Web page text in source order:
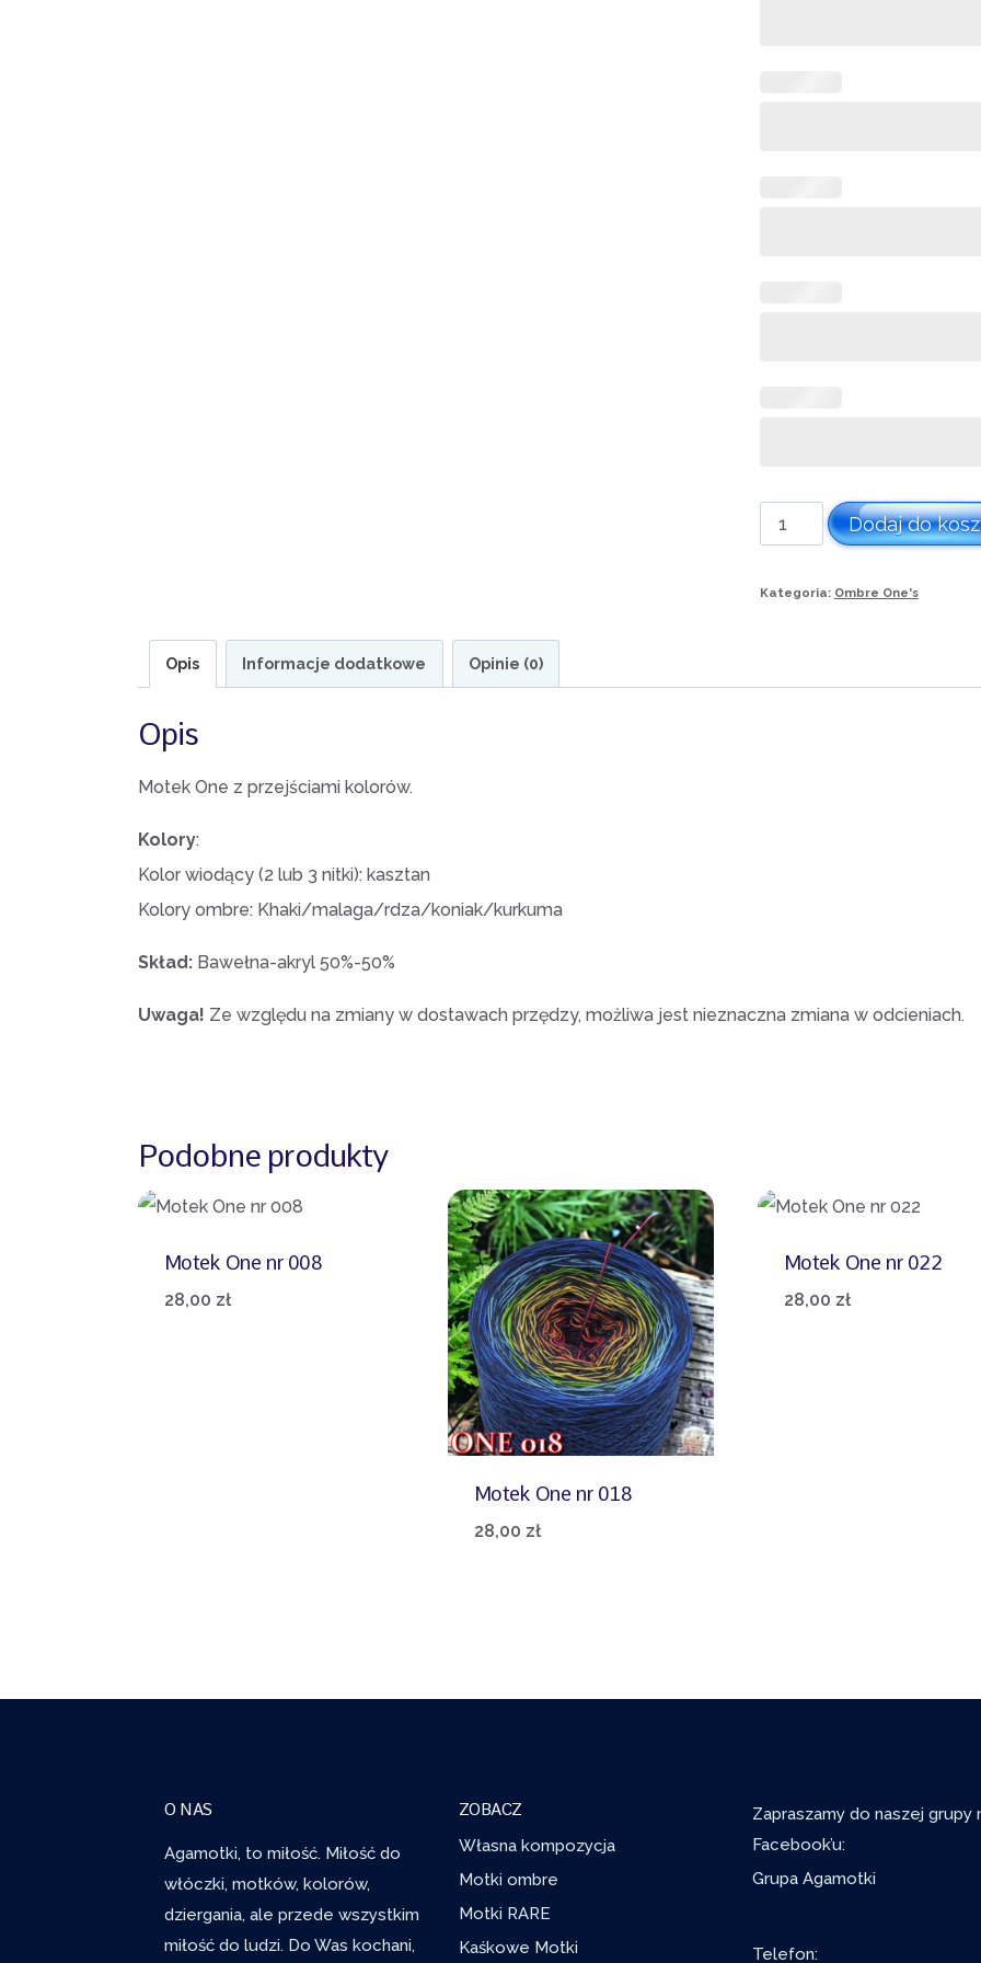
ilość
Motek
One
Dodaj do
Kategoria: Ombre One's
Opis Informacje dodatkowe Opinie (0)
Opis
Motek One z przejściami kolorów.
Kolory:
Kolor wiodący (2 lub 3 nitki): kasztan
Kolory ombre: Khaki/malaga/rdza/koniak/kurkuma
Skład: Bawełna-akryl 50%-50%
Uwaga! Ze względu na zmiany w dostawach przędzy, możliwa jest nieznaczna zmiana w odcieniach.
Podobne produkty
Motek One nr 008
28,00 zł
Motek One nr 018
28,00 zł
Motek One nr 022
28,00 zł
O NAS
Agamotki, to miłość. Miłość do
włóczki, motków, kolorów,
dziergania, ale przede wszystkim
miłość do ludzi. Do Was kochani,
ZOBACZ
Własna kompozycja
Motki ombre
Motki RARE
Kaśkowe Motki
Zapraszamy do naszej grupy
Facebook’u:
Grupa Agamotki
Telefon: